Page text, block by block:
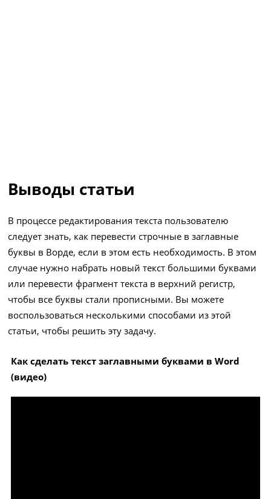
Выводы статьи
В процессе редактирования текста пользователю
следует знать, как перевести строчные в заглавные
буквы в Ворде, если в этом есть необходимость. В этом
случае нужно набрать новый текст большими буквами
или перевести фрагмент текста в верхний регистр,
чтобы все буквы стали прописными. Вы можете
воспользоваться несколькими способами из этой
статьи, чтобы решить эту задачу.
Как сделать текст заглавными буквами в Word
(видео)